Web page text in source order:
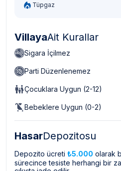
Tüpgaz
VillayaAit Kurallar
Sigara İçilmez
Parti Düzenlenemez
Çocuklara Uygun (2-12)
Bebeklere Uygun (0-2)
HasarDepozitosu
Depozito ücreti ₺5.000 olarak
sürecince tesiste herhangi bir